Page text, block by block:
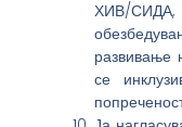
ХИВ/
развивање
се